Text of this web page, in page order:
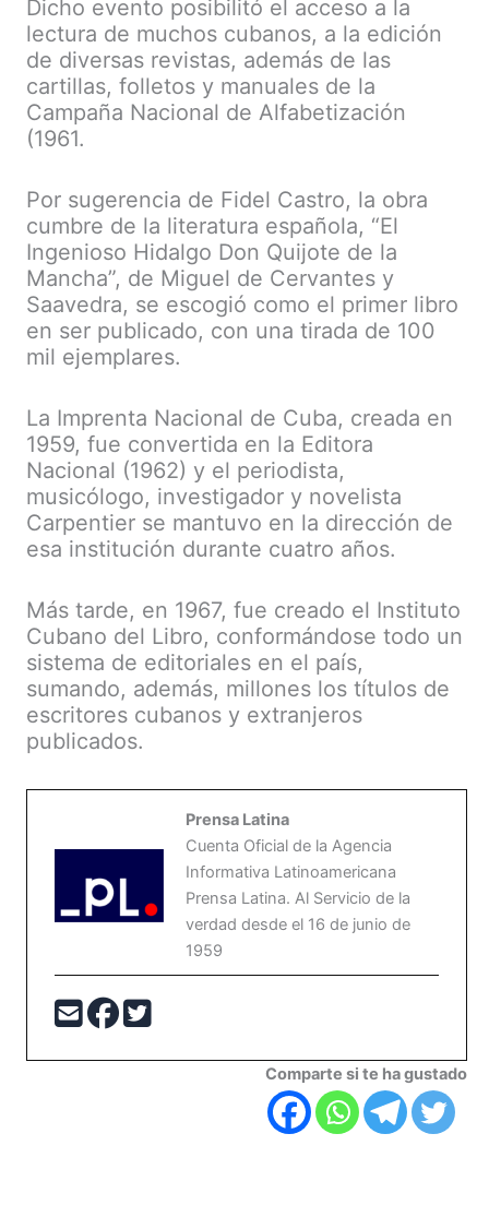
Dicho evento posibilitó el acceso a la
lectura de muchos cubanos, a la edición
de diversas revistas, además de las
cartillas, folletos y manuales de la
Campaña Nacional de Alfabetización
(1961.
Por sugerencia de Fidel Castro, la obra
cumbre de la literatura española, “El
Ingenioso Hidalgo Don Quijote de la
Mancha”, de Miguel de Cervantes y
Saavedra, se escogió como el primer libro
en ser publicado, con una tirada de 100
mil ejemplares.
La Imprenta Nacional de Cuba, creada en
1959, fue convertida en la Editora
Nacional (1962) y el periodista,
musicólogo, investigador y novelista
Carpentier se mantuvo en la dirección de
esa institución durante cuatro años.
Más tarde, en 1967, fue creado el Instituto
Cubano del Libro, conformándose todo un
sistema de editoriales en el país,
sumando, además, millones los títulos de
escritores cubanos y extranjeros
publicados.
Prensa Latina
Cuenta Oficial de la Agencia
Informativa Latinoamericana
Prensa Latina. Al Servicio de la
verdad desde el 16 de junio de
1959
Comparte si te ha gustado